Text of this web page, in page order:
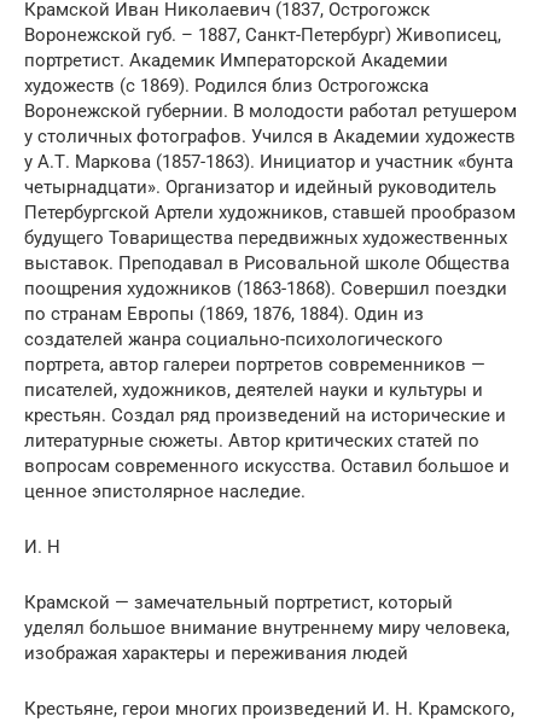
Крамской Иван Николаевич (1837, Острогожск
Воронежской губ. – 1887, Санкт-Петербург) Живописец,
портретист. Академик Императорской Академии
художеств (с 1869). Родился близ Острогожска
Воронежской губернии. В молодости работал ретушером
у столичных фотографов. Учился в Академии художеств
у А.Т. Маркова (1857-1863). Инициатор и участник «бунта
четырнадцати». Организатор и идейный руководитель
Петербургской Артели художников, ставшей прообразом
будущего Товарищества передвижных художественных
выставок. Преподавал в Рисовальной школе Общества
поощрения художников (1863-1868). Совершил поездки
по странам Европы (1869, 1876, 1884). Один из
создателей жанра социально-психологического
портрета, автор галереи портретов современников —
писателей, художников, деятелей науки и культуры и
крестьян. Создал ряд произведений на исторические и
литературные сюжеты. Автор критических статей по
вопросам современного искусства. Оставил большое и
ценное эпистолярное наследие.
И. Н
Крамской — замечательный портре­тист, который
уделял большое внимание внут­реннему миру человека,
изображая характеры и переживания людей
Крестьяне, герои многих произведений И. Н. Крамского,